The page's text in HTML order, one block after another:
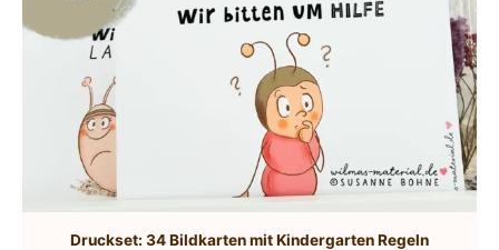
Druckset: 34 Bildkarten mit Kindergarten Regeln